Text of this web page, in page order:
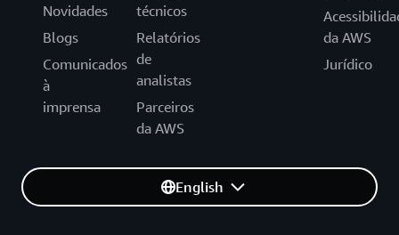
Novidades
Blogs
Comunicados
à
imprensa
técnicos
Relatórios
de
analistas
Parceiros
da AWS
da AWS
Jurídico
English